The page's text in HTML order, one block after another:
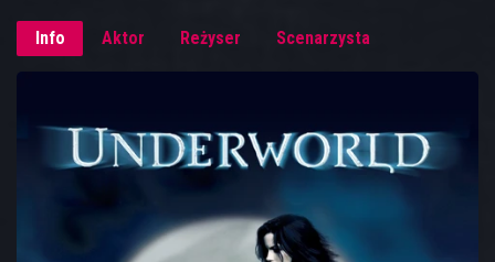
Info Aktor Reżyser Scenarzysta